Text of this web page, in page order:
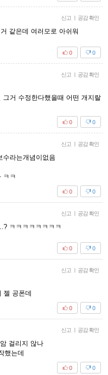
신고 | 공감 확인
같은데 여러모로 아쉬워
0
0
신고 | 공감 확인
거 수정한다했을때 어떤 개지랄
0
0
신고 | 공감 확인
수라는개념이없음
ㅋㅋ
0
0
신고 | 공감 확인
ㅋㅋㅋㅋㅋㅋㅋㅋ
0
0
신고 | 공감 확인
젤 공폰데
0
0
신고 | 공감 확인
걸리지 않나
했는데
0
0